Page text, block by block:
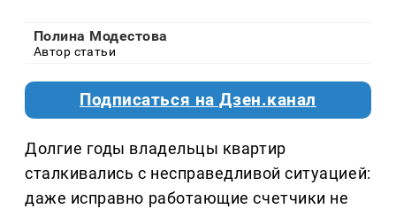
Полина Модестова
Автор статьи
Подписаться на Дзен.канал
Долгие годы владельцы квартир
сталкивались с несправедливой ситуацией:
даже исправно работающие счетчики не